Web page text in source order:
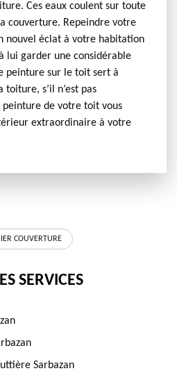
Ces eaux coulent sur toute
couverture. Repeindre votre
nouvel éclat à votre habitation
lui garder une considérable
peinture sur le toit sert à
s’il n’est pas
de votre toit vous
extraordinaire à votre
COUVERTURE
SERVICES
Sarbazan